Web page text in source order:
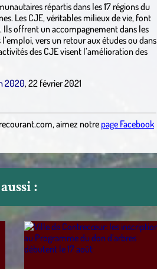
répartis dans les 17 régions du
Les CJE, véritables milieux de vie, font
Ils offrent un accompagnement dans les
vers un retour aux études ou dans
des CJE visent l’amélioration des
2020, 22 février 2021
,aimez notre page Facebook
: